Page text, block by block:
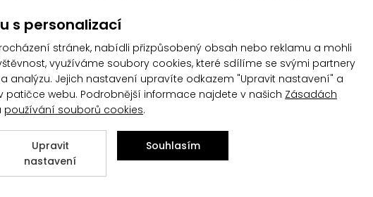
s personalizací
stránek, nabídli přizpůsobený obsah nebo reklamu a mohli
využíváme soubory cookies, které sdílíme se svými partnery
analýzu. Jejich nastavení upravíte odkazem "Upravit nastavení" a
patičce webu. Podrobnější informace najdete v našich Zásadách
používání souborů cookies.
Upravit
nastavení
Souhlasím